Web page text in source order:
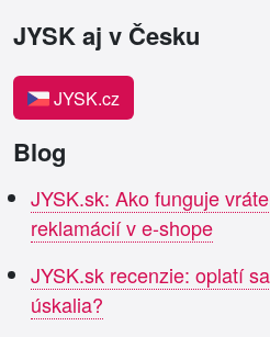
JYSK aj v Česku
JYSK.cz
Blog
JYSK.sk: Ako funguje
reklamácií v e-shope
JYSK.sk recenzie: oplatí
úskalia?